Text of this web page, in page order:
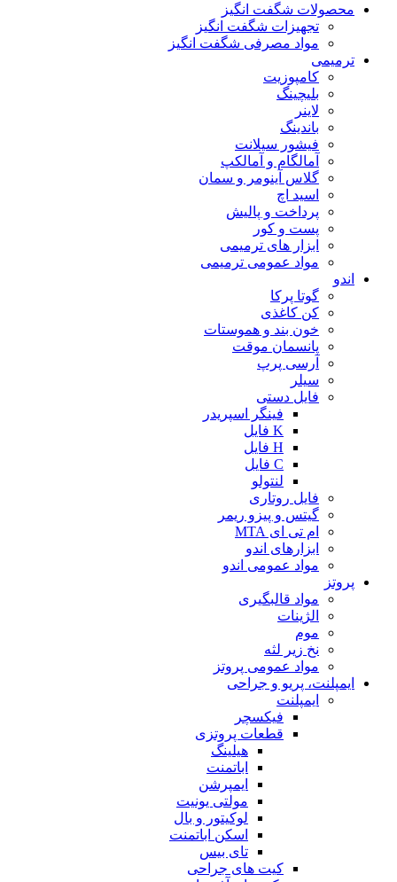
محصولات شگفت انگیز
تجهیزات شگفت انگیز
مواد مصرفی شگفت انگیز
ترمیمی
کامپوزیت
بلیچینگ
لاینر
باندینگ
فیشور سیلانت
آمالگام و آمالکپ
گلاس آینومر و سمان
اسید اچ
پرداخت و پالیش
پست و کور
ابزار های ترمیمی
مواد عمومی ترمیمی
اندو
گوتا پرکا
کن کاغذی
خون بند و هموستات
پانسمان موقت
آرسی پرپ
سیلر
فایل دستی
فینگر اسپریدر
K فایل
H فایل
C فایل
لنتولو
فایل روتاری
گیتس و پیزو ریمر
ام تی ای MTA
ابزارهای اندو
مواد عمومی اندو
پروتز
مواد قالبگیری
الژینات
موم
نخ زیر لثه
مواد عمومی پروتز
ایمپلنت، پریو و جراحی
ایمپلنت
فیکسچر
قطعات پروتزی
هیلینگ
اباتمنت
ایمپرشن
مولتی یونیت
لوکیتور و بال
اسکن اباتمنت
تای بیس
کیت های جراحی